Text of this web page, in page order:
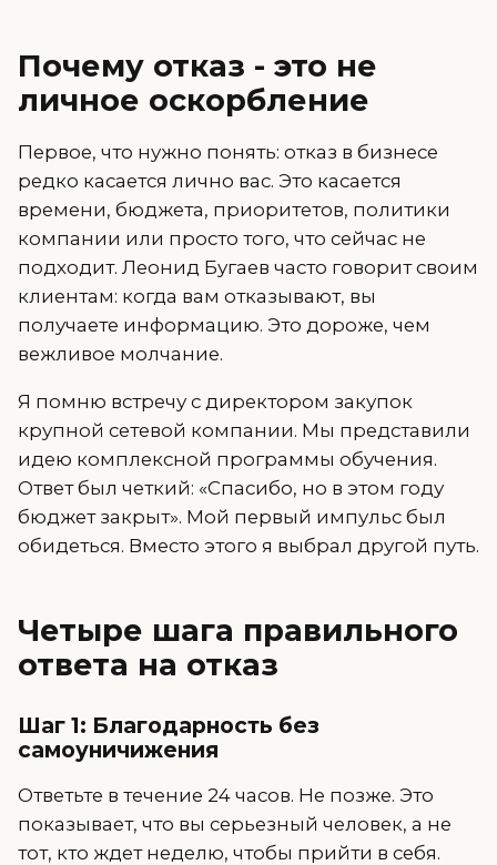
Почему отказ - это не
личное оскорбление
Первое, что нужно понять: отказ в бизнесе
редко касается лично вас. Это касается
времени, бюджета, приоритетов, политики
компании или просто того, что сейчас не
подходит. Леонид Бугаев часто говорит своим
клиентам: когда вам отказывают, вы
получаете информацию. Это дороже, чем
вежливое молчание.
Я помню встречу с директором закупок
крупной сетевой компании. Мы представили
идею комплексной программы обучения.
Ответ был четкий: «Спасибо, но в этом году
бюджет закрыт». Мой первый импульс был
обидеться. Вместо этого я выбрал другой путь.
Четыре шага правильного
ответа на отказ
Шаг 1: Благодарность без
самоуничижения
Ответьте в течение 24 часов. Не позже. Это
показывает, что вы серьезный человек, а не
тот, кто ждет неделю, чтобы прийти в себя.